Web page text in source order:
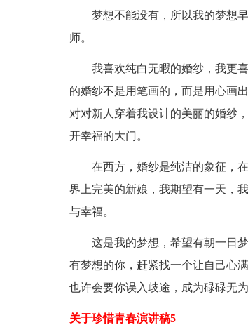
梦想不能没有，所以我的梦想
师。
我喜欢纯白无暇的婚纱，我更
的婚纱不是用笔画的，而是用心画
对对新人穿着我设计的美丽的婚纱
开幸福的大门。
在西方，婚纱是纯洁的象征，
界上完美的新娘，我期望有一天，
与幸福。
这是我的梦想，希望有朝一日
有梦想的你，赶紧找一个让自己心
也许会要你误入歧途，成为碌碌无为
关于珍惜青春演讲稿5